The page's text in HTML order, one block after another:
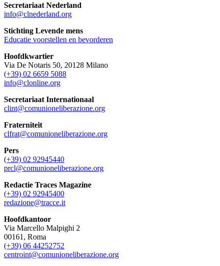
Secretariaat Nederland
info@clnederland.org
Stichting Levende mens
Educatie voorstellen en bevorderen
Hoofdkwartier
Via De Notaris 50, 20128 Milano
(+39) 02 6659 5088
info@clonline.org
Secretariaat Internationaal
clint@comunioneliberazione.org
Fraterniteit
clfrat@comunioneliberazione.org
Pers
(+39) 02 92945440
prcl@comunioneliberazione.org
Redactie Traces Magazine
(+39) 02 92945400
redazione@tracce.it
Hoofdkantoor
Via Marcello Malpighi 2
00161, Roma
(+39) 06 44252752
centroint@comunioneliberazione.org